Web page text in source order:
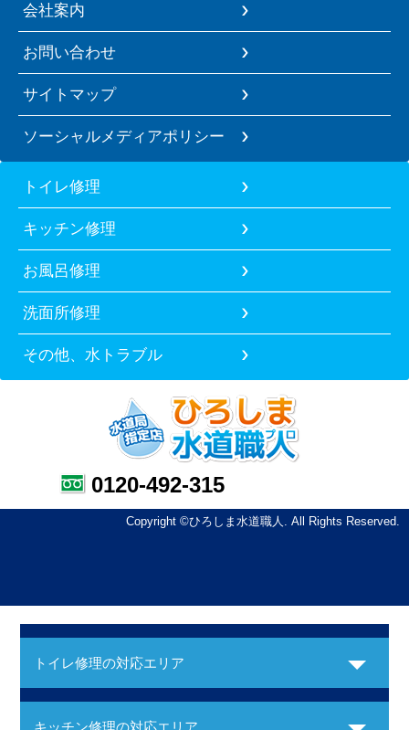
会社案内
お問い合わせ
サイトマップ
ソーシャルメディアポリシー
トイレ修理
キッチン修理
お風呂修理
洗面所修理
その他、水トラブル
0120-492-315
Copyright ©ひろしま水道職人. All Rights Reserved.
トイレ修理の対応エリア